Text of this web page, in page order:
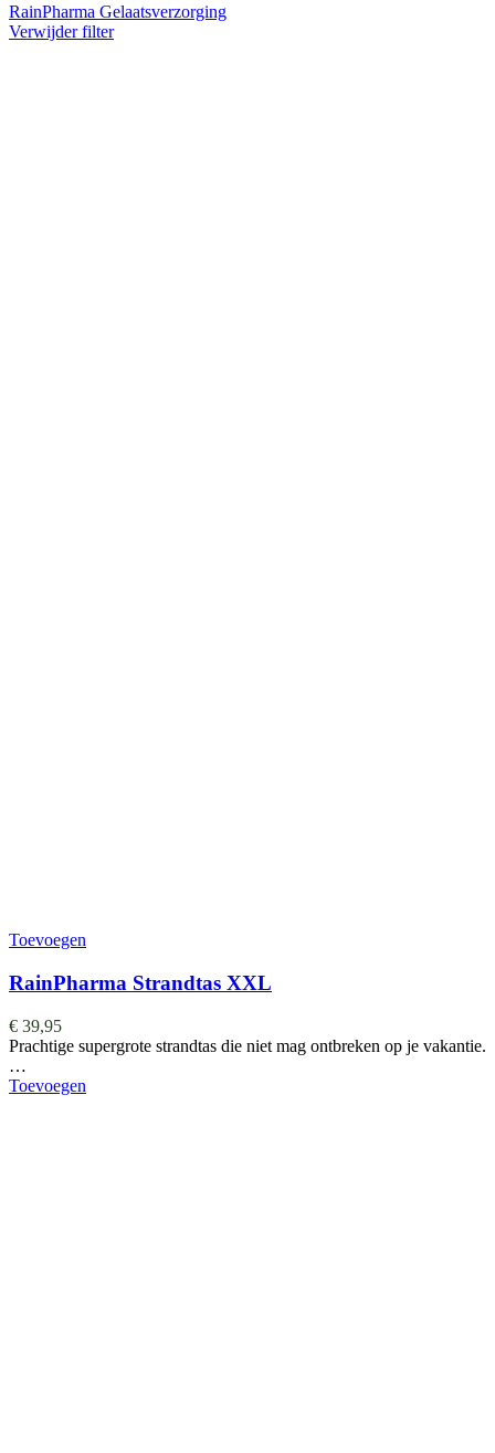
RainPharma Gelaatsverzorging
Verwijder filter
Toevoegen
RainPharma Strandtas XXL
€ 39,95
Prachtige supergrote strandtas die niet mag ontbreken op je vakantie.
…
Toevoegen